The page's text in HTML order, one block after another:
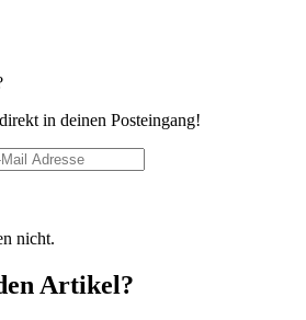
in deinen Posteingang!
nicht.
Artikel?